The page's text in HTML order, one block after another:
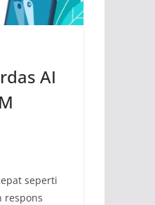
AI
seperti
respons